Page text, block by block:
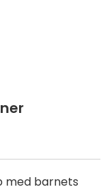
med barnets